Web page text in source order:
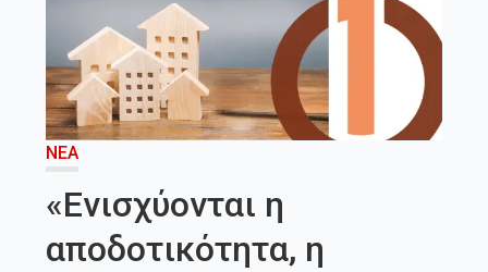
ΝΈΑ
«Ενισχύονται η
αποδοτικότητα, η